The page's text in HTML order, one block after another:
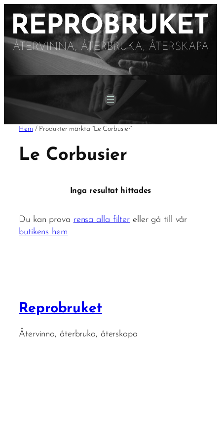
innehåll
Hem / Produkter märkta ”Le Corbusier”
Le Corbusier
Inga resultat hittades
Du kan prova rensa alla filter eller gå till vår
butikens hem
Reprobruket
Återvinna, återbruka, återskapa